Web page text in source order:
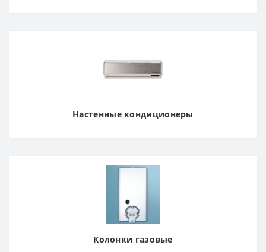
Настенные кондиционеры
Колонки газовые